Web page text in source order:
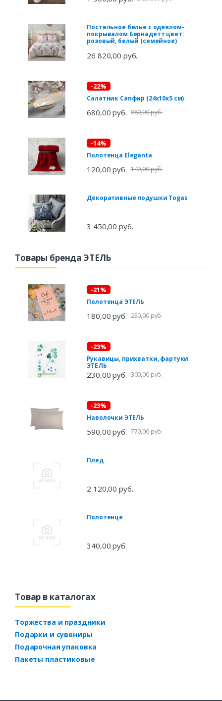
Постельное белье с одеялом-
покрывалом Бернадетт цвет:
розовый, белый (семейное)
26 820,00 руб.
-22%
Салатник Сапфир (24х10х5 см)
680,00 руб. 880,00 руб.
-14%
Полотенца Eleganta
120,00 руб. 140,00 руб.
Декоративные подушки Togas
3 450,00 руб.
Товары бренда ЭТЕЛЬ
-21%
Полотенца ЭТЕЛЬ
180,00 руб. 230,00 руб.
-23%
Рукавицы, прихватки, фартуки
ЭТЕЛЬ
230,00 руб. 300,00 руб.
-23%
Наволочки ЭТЕЛЬ
590,00 руб. 770,00 руб.
Плед
2 120,00 руб.
Полотенце
340,00 руб.
Товар в каталогах
Торжества и праздники
Подарки и сувениры
Подарочная упаковка
Пакеты пластиковые